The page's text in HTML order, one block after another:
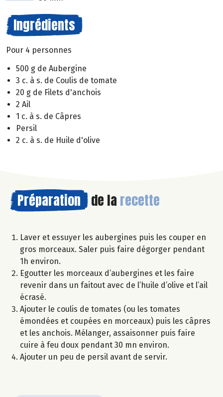
Ingrédients
Pour 4 personnes
500 g de Aubergine
3 c. à s. de Coulis de tomate
20 g de Filets d'anchois
2 Ail
1 c. à s. de Câpres
Persil
2 c. à s. de Huile d'olive
Préparation de la recette
Laver et essuyer les aubergines puis les couper en
gros morceaux. Saler puis faire dégorger pendant
1h environ.
Egoutter les morceaux d’aubergines et les faire
revenir dans un faitout avec de l’huile d’olive et l’ail
écrasé.
Ajouter le coulis de tomates (ou les tomates
émondées et coupées en morceaux) puis les câpres
et les anchois. Mélanger, assaisonner puis faire
cuire à feu doux pendant 30 mn environ.
Ajouter un peu de persil avant de servir.